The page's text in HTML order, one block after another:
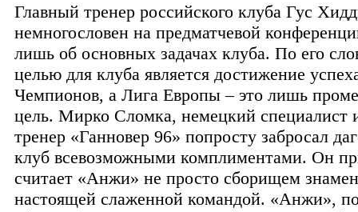
Главный тренер российского клуба Гус
немногословен на предматчевой
лишь об основных задачах клуба. По его
целью для клуба является достижение
Чемпионов, а Лига Европы – это лишь
цель. Мирко Сломка, немецкий специалист
тренер «Ганновер 96» попросту забросал
клуб всевозможными комплиментами. Он
считает «Анжи» не просто сборищем
настоящей слаженной командой. «Анжи»,